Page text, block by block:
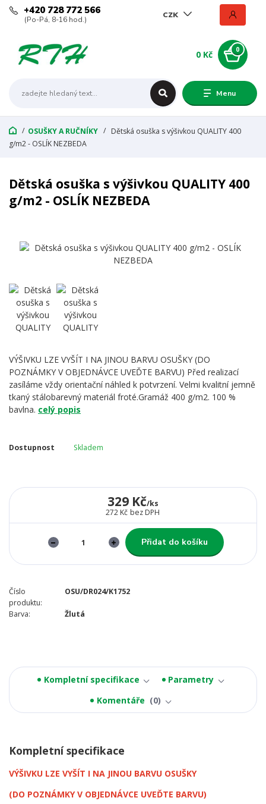
Menu
CZK
+420 728 772 566
(Po-Pá, 8-16 hod.)
0
0 Kč
OSUŠKY A RUČNÍKY
Dětská osuška s výšivkou QUALITY 400
g/m2 - OSLÍK NEZBEDA
Dětská osuška s výšivkou QUALITY 400
g/m2 - OSLÍK NEZBEDA
VÝŠIVKU LZE VYŠÍT I NA JINOU BARVU OSUŠKY (DO
POZNÁMKY V OBJEDNÁVCE UVEĎTE BARVU) Před realizací
zasíláme vždy orientační náhled k potvrzení. Velmi kvalitní jemně
tkaný stálobarevný materiál froté.Gramáž 400 g/m2. 100 %
bavlna. celý popis
Dostupnost Skladem
329 Kč/ks
272 Kč bez DPH
Přidat do košíku
Číslo
produktu:
OSU/DR024/K1752
Barva: Žlutá
Kompletní specifikace
Parametry
Komentáře
0
Kompletní specifikace
VÝŠIVKU LZE VYŠÍT I NA JINOU BARVU OSUŠKY
(DO POZNÁMKY V OBJEDNÁVCE UVEĎTE BARVU)